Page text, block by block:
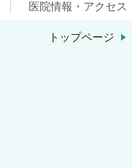
医院情報・アクセス
トップページ